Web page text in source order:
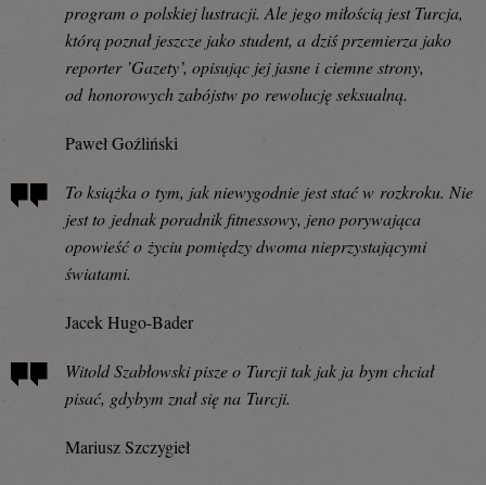
program o polskiej lustracji. Ale jego miłością jest Turcja,
którą poznał jeszcze jako student, a dziś przemierza jako
reporter ’Gazety’, opisując jej jasne i ciemne strony,
od honorowych zabójstw po rewolucję seksualną.
Paweł Goźliński
To książka o tym, jak niewygodnie jest stać w rozkroku. Nie
jest to jednak poradnik fitnessowy, jeno porywająca
opowieść o życiu pomiędzy dwoma nieprzystającymi
światami.
Jacek Hugo-Bader
Witold Szabłowski pisze o Turcji tak jak ja bym chciał
pisać, gdybym znał się na Turcji.
Mariusz Szczygieł